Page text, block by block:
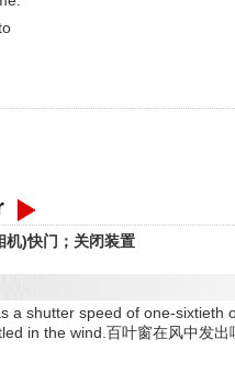
机)快门；关闭装置
a shutter speed of one-sixtieth
in the wind.百叶窗在风中发出